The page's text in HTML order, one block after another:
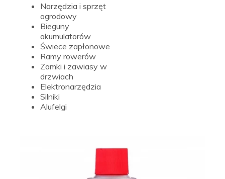
Narzędzia i sprzęt
ogrodowy
Bieguny
akumulatorów
Świece zapłonowe
Ramy rowerów
Zamki i zawiasy w
drzwiach
Elektronarzędzia
Silniki
Alufelgi